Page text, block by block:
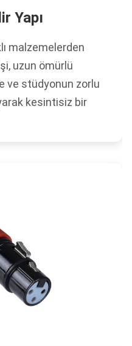
Yapı
malzemelerden
uzun ömürlü
ve stüdyonun zorlu
kesintisiz bir